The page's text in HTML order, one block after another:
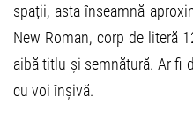
spații, asta înseamnă
New Roman, corp de literă
aibă titlu și semnătură. Ar fi
cu voi înșivă.